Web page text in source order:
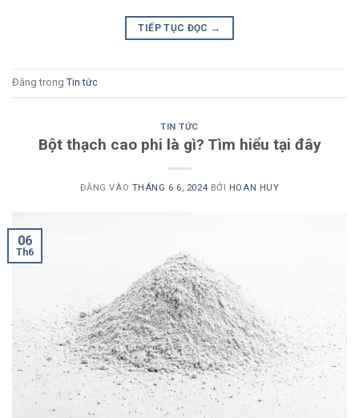
TIẾP TỤC ĐỌC →
Đăng trong Tin tức
TIN TỨC
Bột thạch cao phi là gì? Tìm hiểu tại đây
ĐĂNG VÀO THÁNG 6 6, 2024 BỞI HOAN HUY
06
Th6